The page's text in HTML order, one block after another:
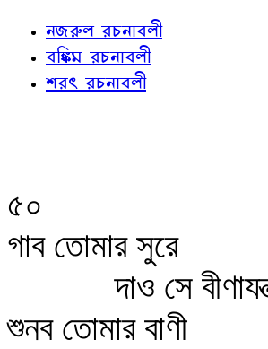
নজরুল রচনাবলী
বঙ্কিম রচনাবলী
শরৎ রচনাবলী
৫০
গাব তোমার সুরে
দাও সে
শুনব তোমার বাণী